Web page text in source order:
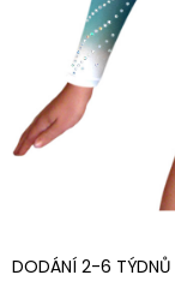
DODÁNÍ 2-6